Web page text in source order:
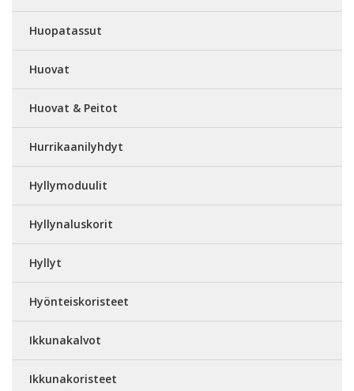
Huopatassut
Huovat
Huovat & Peitot
Hurrikaanilyhdyt
Hyllymoduulit
Hyllynaluskorit
Hyllyt
Hyönteiskoristeet
Ikkunakalvot
Ikkunakoristeet